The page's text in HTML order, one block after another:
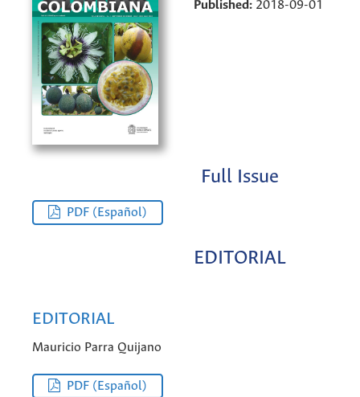
Published: 2018-09-01
Full Issue
PDF (Español)
EDITORIAL
EDITORIAL
Mauricio Parra Quijano
PDF (Español)